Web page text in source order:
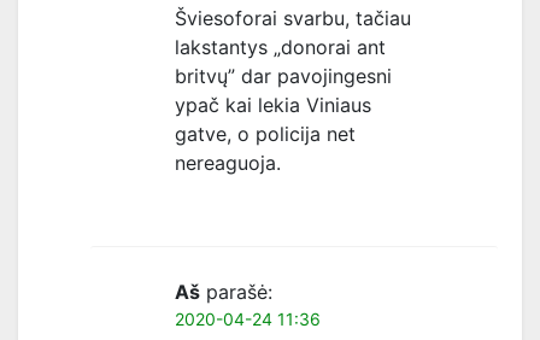
Šviesoforai svarbu, tačiau
lakstantys „donorai ant
britvų” dar pavojingesni
ypač kai lekia Viniaus
gatve, o policija net
nereaguoja.
Aš parašė:
2020-04-24 11:36